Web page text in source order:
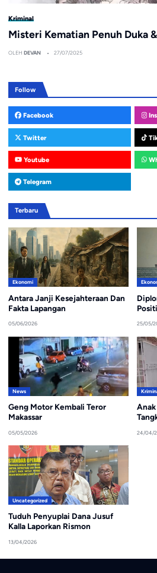
Kriminal
Misteri Kematian Penuh Duka
OLEH DEVAN 27/07/2025
Follow
Facebook
Twitter
Youtube
Telegram
Terbaru
Ekonomi
Antara Janji Kesejahteraan Dan
Fakta Lapangan
05/06/2026 25/05/
News
Geng Motor Kembali Teror
Makassar
05/05/2026 24/04/
Uncategorized
Tuduh Penyuplai Dana Jusuf
Kalla Laporkan Rismon
13/04/2026